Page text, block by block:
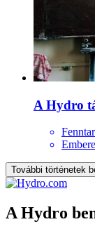
A Hydro
További történetek
A Hydro